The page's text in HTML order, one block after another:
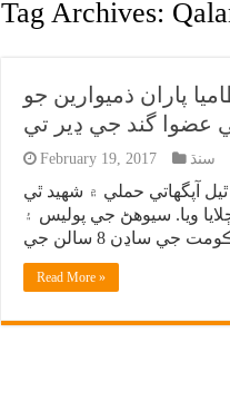
Tag Archives:
پاران ذميوارين جو
February 19, 2017 سنڌ
آپگهاتي حملي ۾ شهيد ٿي
ويا. سيوهڻ جي پوليس ۽
Read More »